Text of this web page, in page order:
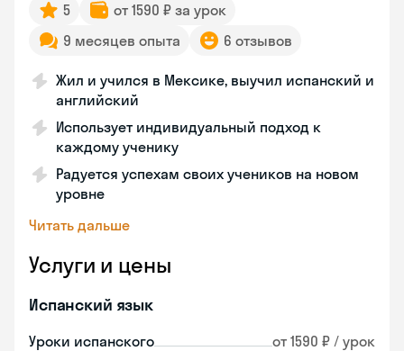
5
от 1590 ₽ за урок
9 месяцев опыта
6 отзывов
Жил и учился в Мексике, выучил испанский и
английский
Использует индивидуальный подход к
каждому ученику
Радуется успехам своих учеников на новом
уровне
Читать дальше
Услуги и цены
Испанский язык
Уроки испанского от 1590 ₽ / урок